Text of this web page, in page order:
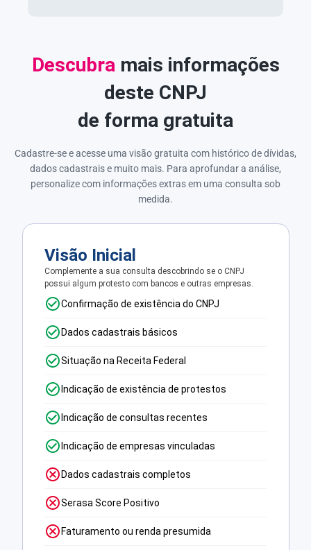
Descubra mais informações
deste CNPJ
de forma gratuita
Cadastre-se e acesse uma visão gratuita com histórico de dívidas,
dados cadastrais e muito mais. Para aprofundar a análise,
personalize com informações extras em uma consulta sob
medida.
Visão Inicial
Complemente a sua consulta descobrindo se o CNPJ
possui algum protesto com bancos e outras empresas.
Confirmação de existência do CNPJ
Dados cadastrais básicos
Situação na Receita Federal
Indicação de existência de protestos
Indicação de consultas recentes
Indicação de empresas vinculadas
Dados cadastrais completos
Serasa Score Positivo
Faturamento ou renda presumida